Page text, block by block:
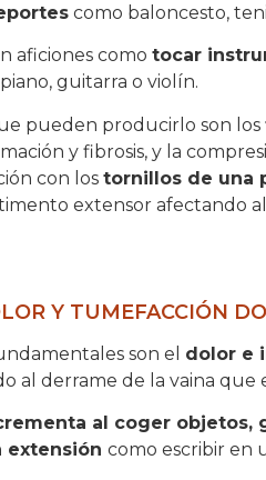
como baloncesto,
aficiones como tocar
guitarra o violín.
pueden producirlo son los
y fibrosis, y la
con los tornillos de una
extensor afectando
Y TUMEFACCIÓN
son el dolor e
al derrame de la vaina que
al coger objetos,
extensión como escribir en